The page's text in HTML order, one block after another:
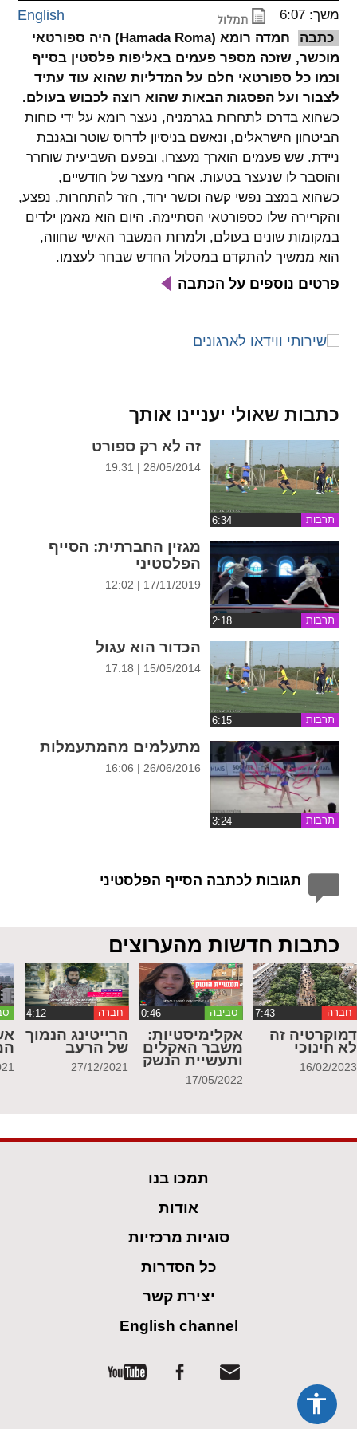
spellcheck
ניגודיות צבעים
brightness_high
ניגודיות בהירה
brightness_low
ניגודיות כהה
קישורים
format_underlined
קו תחתי לקישורים
font_download
כל
משך: 6:07 English
כתבה
חמדה רומא (Hamada Roma) היה ספורטאי
מוכשר, שזכה מספר פעמים באליפות פלסטין בסייף
וכמו כל ספורטאי חלם על המדליות שהוא עוד עתיד
לצבור ועל הפסגות הבאות שהוא רוצה לכבוש בעולם.
כשהוא בדרכו לתחרות בגרמניה, נעצר רומא על ידי כוחות
הביטחון הישראלים, ונאשם בניסיון לדרוס שוטר ובגנבת
ניידת. שש פעמים הוארך מעצרו, ובפעם השביעית שוחרר
והוסבר לו שנעצר בטעות. אחרי מעצר של חודשיים,
כשהוא במצב נפשי קשה וכושר ירוד, חזר להתחרות, נפצע,
והקריירה שלו כספורטאי הסתיימה. היום הוא מאמן ילדים
במקומות שונים בעולם, ולמרות המשבר האישי שחווה,
הוא ממשיך להתקדם במסלול החדש שבחר לעצמו.
פרטים נוספים על הכתבה
כתבות שאולי יעניינו אותך
תרבות
זה לא רק ספורט
28/05/2014 | 19:31
תרבות
מגזין החברתית: הסייף
הפלסטיני
17/11/2019 | 12:02
תרבות
הכדור הוא עגול
15/05/2014 | 17:18
תרבות
מתעלמים מהמתעמלות
26/06/2016 | 16:06
תגובות לכתבה הסייף הפלסטיני
כתבות חדשות מהערוצים
חברה
דמוקרטיה זה
לא חינוכי
16/02/2023
סביבה ‏0:46
אקלימיסטיות:
משבר האקלים
ותעשיית הנשק
17/05/2022
חברה
הרייטינג הנמוך
של הרעב
27/12/2021
תמכו בנו
אודות
סוגיות מרכזיות
כל הסדרות
יצירת קשר
English channel